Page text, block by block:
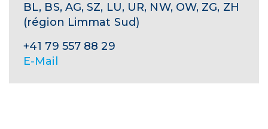
BL, BS, AG, SZ, LU, UR, NW, OW, ZG, ZH
(région Limmat Sud)
+41 79 557 88 29
E-Mail